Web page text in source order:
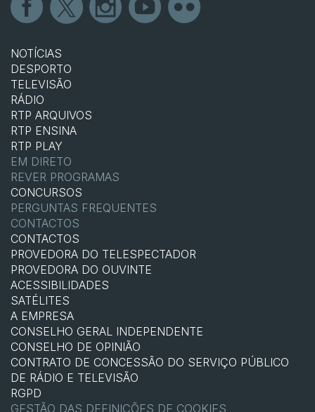
NOTÍCIAS
DESPORTO
TELEVISÃO
RÁDIO
RTP ARQUIVOS
RTP ENSINA
RTP PLAY
EM DIRETO
REVER PROGRAMAS
CONCURSOS
PERGUNTAS FREQUENTES
CONTACTOS
CONTACTOS
PROVEDORA DO TELESPECTADOR
PROVEDORA DO OUVINTE
ACESSIBILIDADES
SATÉLITES
A EMPRESA
CONSELHO GERAL INDEPENDENTE
CONSELHO DE OPINIÃO
CONTRATO DE CONCESSÃO DO SERVIÇO PÚBLICO
DE RÁDIO E TELEVISÃO
RGPD
GESTÃO DAS DEFINIÇÕES DE COOKIES